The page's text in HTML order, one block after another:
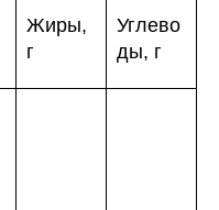
Жиры,
г
Углево
ды, г